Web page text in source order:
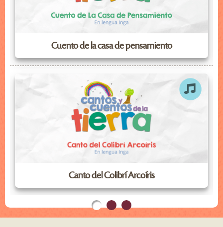
Cuento de la casa de pensamiento
Canto del Colibrí Arcoíris